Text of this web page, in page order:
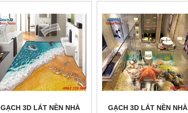
GẠCH 3D LÁT NỀN NHÀ
GẠCH 3D LÁT NỀN NHÀ